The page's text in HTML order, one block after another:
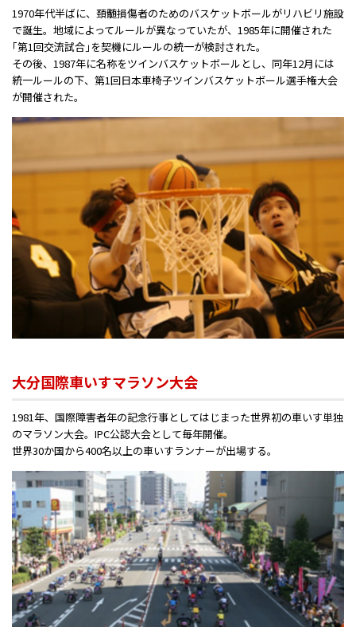
1970年代半ばに、頚髄損傷者のためのバスケットボールがリハビリ施設
で誕生。地域によってルールが異なっていたが、1985年に開催された
｢第1回交流試合｣を契機にルールの統一が検討された。
その後、1987年に名称をツインバスケットボールとし、同年12月には
統一ルールの下、第1回日本車椅子ツインバスケットボール選手権大会
が開催された。
大分国際車いすマラソン大会
1981年、国際障害者年の記念行事としてはじまった世界初の車いす単独
のマラソン大会。IPC公認大会として毎年開催。
世界30か国から400名以上の車いすランナーが出場する。